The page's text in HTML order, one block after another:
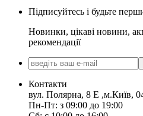
Підписуйтесь і будьте
Новинки, цікаві новини,
рекомендації
Контакти
вул. Полярна, 8 Е ,м.Київ,
Пн-Пт: з 09:00 до 19:00